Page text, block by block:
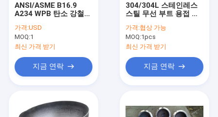
ANSI/ASME B16.9
A234 WPB 탄소 강철
sch40 ST37 SCH20
SCH40 SS304 SS316
가격:USD
MOQ:1
최신 가격 받기
지금 연락
304/304L 스테인레스
스틸 무선 부트 용접 파
학 응용
가격:협상 가능
MOQ:1pcs
최신 가격 받기
지금 연락